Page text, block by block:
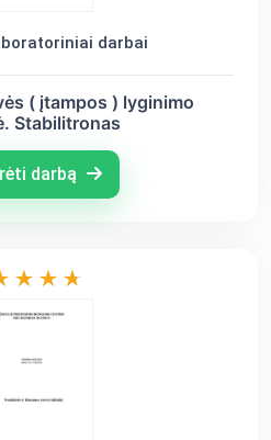
darbai
( įtampos ) lyginimo
Stabilitronas
darbą